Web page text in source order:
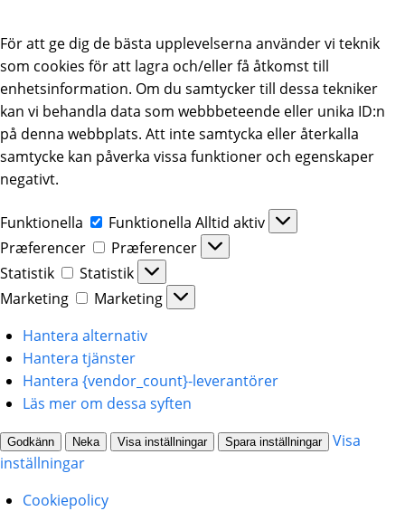
För att ge dig de bästa upplevelserna använder vi teknik
som cookies för att lagra och/eller få åtkomst till
enhetsinformation. Om du samtycker till dessa tekniker
kan vi behandla data som webbbeteende eller unika ID:n
på denna webbplats. Att inte samtycka eller återkalla
samtycke kan påverka vissa funktioner och egenskaper
negativt.
Funktionella Funktionella Alltid aktiv
Præferencer
Præferencer
Statistik
Statistik
Marketing
Marketing
Hantera alternativ
Hantera tjänster
Hantera {vendor_count}-leverantörer
Läs mer om dessa syften
Godkänn Neka Visa inställningar Spara inställningar
Visa
inställningar
Cookiepolicy